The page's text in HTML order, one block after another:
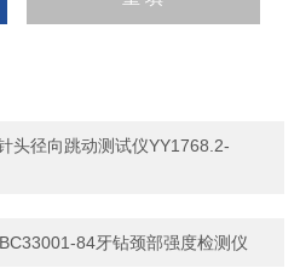
头径向跳动测试仪YY1768.2-
84牙钻颈部强度检测仪